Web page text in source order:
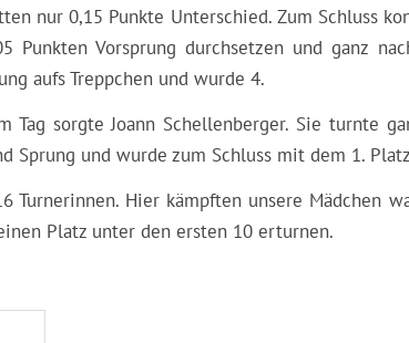
nur 0,15 Punkte Unterschied. Zum Schluss
Punkten Vorsprung durchsetzen und ganz
aufs Treppchen und wurde 4.
Tag sorgte Joann Schellenberger. Sie turnte
Sprung und wurde zum Schluss mit dem 1.
Hier kämpften unsere Mädchen
Platz unter den ersten 10 erturnen.